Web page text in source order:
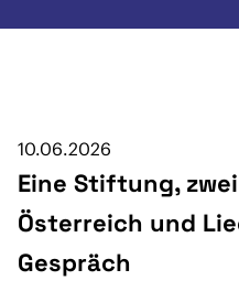
10.06.2026
Eine Stiftung,
Österreich und
Gespräch